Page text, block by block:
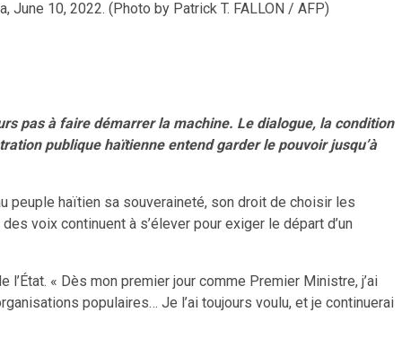
10, 2022. (Photo by Patrick T. FALLON / AFP)
pas à faire démarrer la machine. Le dialogue, la condition
publique haïtienne entend garder le pouvoir jusqu’à
peuple haïtien sa souveraineté, son droit de choisir les
voix continuent à s’élever pour exiger le départ d’un
« Dès mon premier jour comme Premier Ministre, j’ai
populaires… Je l’ai toujours voulu, et je continuerai